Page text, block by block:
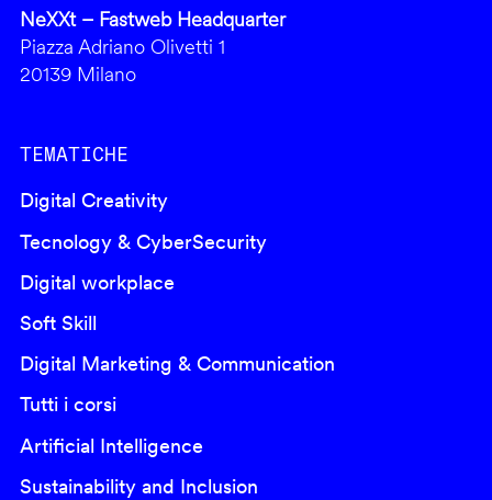
NeXXt – Fastweb Headquarter
Piazza Adriano Olivetti 1
20139 Milano
TEMATICHE
Digital Creativity
Tecnology & CyberSecurity
Digital workplace
Soft Skill
Digital Marketing & Communication
Tutti i corsi
Artificial Intelligence
Sustainability and Inclusion